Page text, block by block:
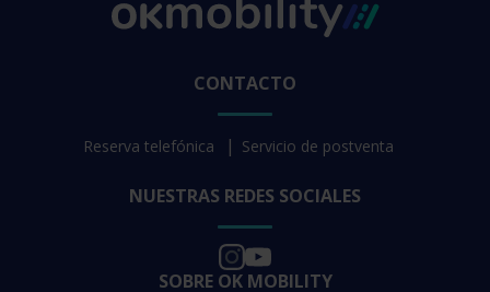
CONTACTO
Reserva telefónica Servicio de postventa
NUESTRAS REDES SOCIALES
SOBRE OK MOBILITY